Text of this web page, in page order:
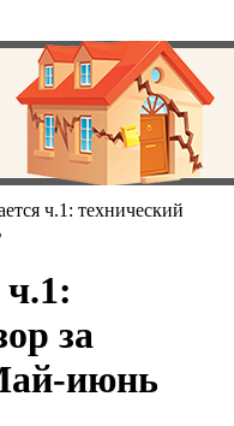
ч.1: технический
ч.1:
за
июнь